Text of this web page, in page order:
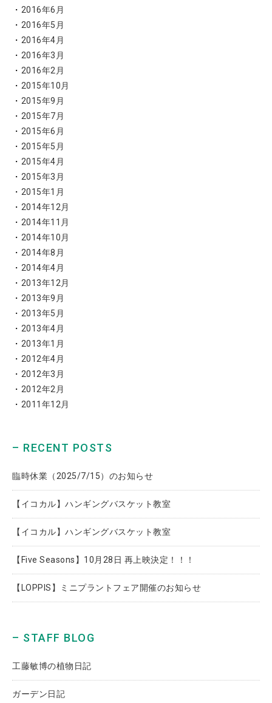
2016年6月
2016年5月
2016年4月
2016年3月
2016年2月
2015年10月
2015年9月
2015年7月
2015年6月
2015年5月
2015年4月
2015年3月
2015年1月
2014年12月
2014年11月
2014年10月
2014年8月
2014年4月
2013年12月
2013年9月
2013年5月
2013年4月
2013年1月
2012年4月
2012年3月
2012年2月
2011年12月
– RECENT POSTS
臨時休業（2025/7/15）のお知らせ
【イコカル】ハンギングバスケット教室
【イコカル】ハンギングバスケット教室
【Five Seasons】10月28日 再上映決定！！！
【LOPPIS】ミニプラントフェア開催のお知らせ
– STAFF BLOG
工藤敏博の植物日記
ガーデン日記